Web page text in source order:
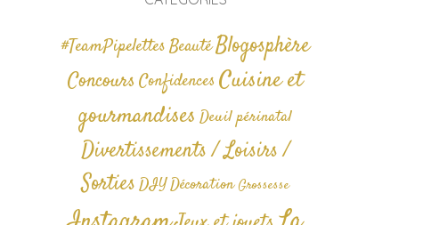
#TeamPipelettesBeautéBlogosphère
ConcoursConfidences Cuisine et
gourmandises Deuil périnatal
Divertissements / Loisirs /
SortiesDIYDécoration Grossesse